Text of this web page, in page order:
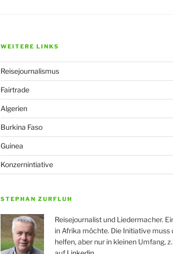
WEITERE LINKS
Reisejournalismus
Fairtrade
Algerien
Burkina Faso
Guinea
Konzernintiative
STEPHAN ZURFLUH
Reisejournalist und Liedermacher.
in Afrika möchte. Die Initiative
helfen, aber nur in kleinen Umfang,